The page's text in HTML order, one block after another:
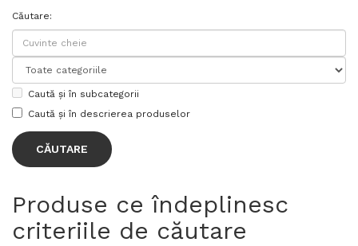
Căutare:
Caută și în subcategorii
Caută și în descrierea produselor
Produse ce îndeplinesc
criteriile de căutare